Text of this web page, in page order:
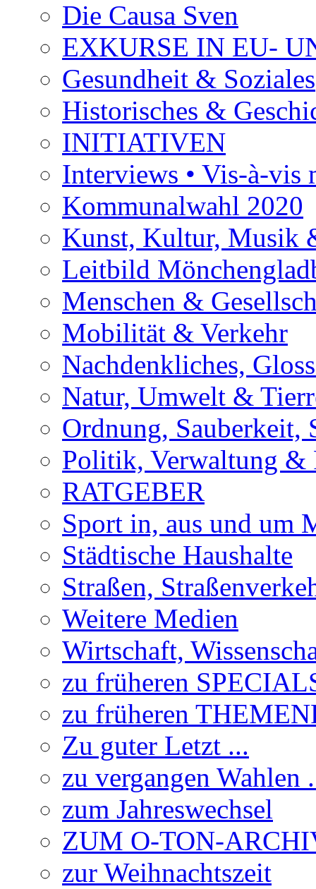
Die Causa Sven
EXKURSE IN EU-
Gesundheit & Soziales
Historisches &
INITIATIVEN
Interviews • Vis-à-vis
Kommunalwahl 2020
Kunst, Kultur, Musik
Leitbild
Menschen &
Mobilität & Verkehr
Nachdenkliches,
Natur, Umwelt &
Ordnung,
Politik, Verwaltung &
RATGEBER
Sport in, aus und um
Städtische Haushalte
Straßen,
Weitere Medien
Wirtschaft,
zu früheren
zu früheren
Zu guter Letzt ...
zu vergangen Wahlen
zum Jahreswechsel
ZUM O-TON-
zur Weihnachtszeit